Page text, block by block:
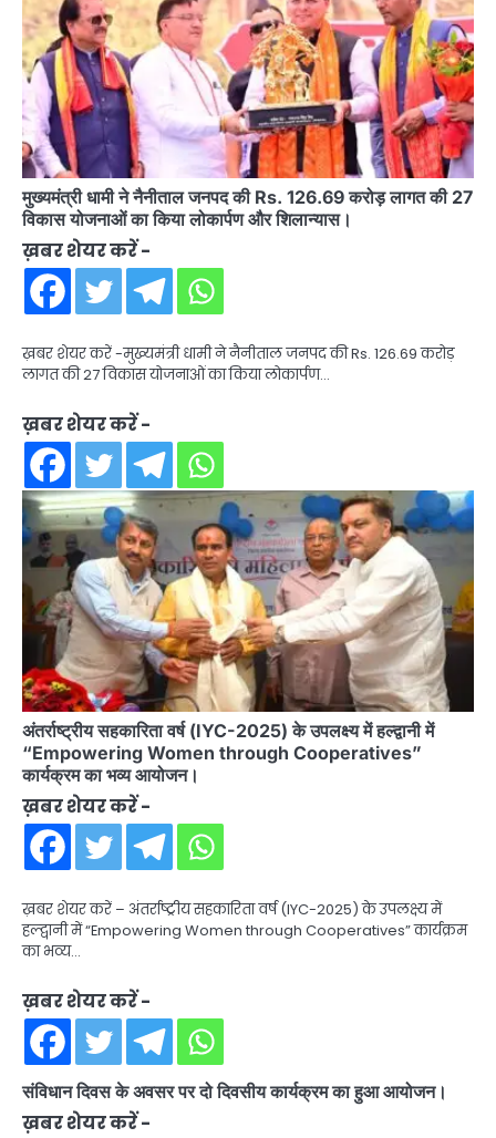
मुख्यमंत्री धामी ने नैनीताल जनपद की Rs. 126.69 करोड़ लागत की 27
विकास योजनाओं का किया लोकार्पण और शिलान्यास।
ख़बर शेयर करें -
ख़बर शेयर करें -मुख्यमंत्री धामी ने नैनीताल जनपद की Rs. 126.69 करोड़
लागत की 27 विकास योजनाओं का किया लोकार्पण…
ख़बर शेयर करें -
अंतर्राष्ट्रीय सहकारिता वर्ष (IYC-2025) के उपलक्ष्य में हल्द्वानी में
“Empowering Women through Cooperatives”
कार्यक्रम का भव्य आयोजन।
ख़बर शेयर करें -
ख़बर शेयर करें – अंतर्राष्ट्रीय सहकारिता वर्ष (IYC-2025) के उपलक्ष्य में
हल्द्वानी में “Empowering Women through Cooperatives” कार्यक्रम
का भव्य…
ख़बर शेयर करें -
संविधान दिवस के अवसर पर दो दिवसीय कार्यक्रम का हुआ आयोजन।
ख़बर शेयर करें -